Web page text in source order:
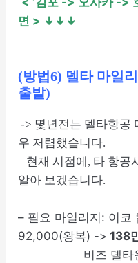
면 > ↓↓↓
(방법6) 델타 마일
출발)
-> 몇년전는 델타항공
우 저렴했습니다.
현재 시점에, 타 항공
알아 보겠습니다.
– 필요 마일리지: 이
92,000(왕복) -> 138
비즈 델타원